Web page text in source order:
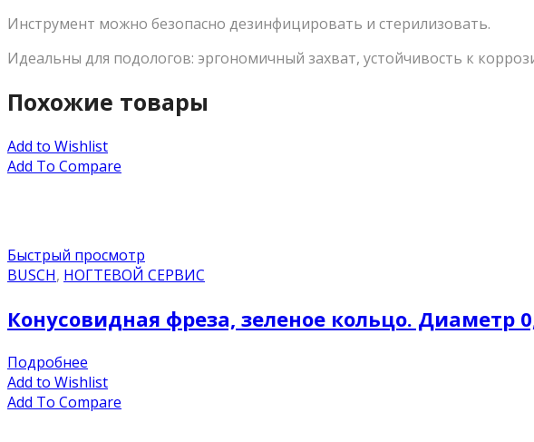
Инструмент можно безопасно дезинфицировать и стерилизовать.
Идеальны для подологов: эргономичный захват, устойчивость к
Похожие товары
Add to Wishlist
Add To Compare
Быстрый просмотр
BUSCH, НОГТЕВОЙ СЕРВИС
Конусовидная фреза, зеленое кольцо. Диаметр
Подробнее
Add to Wishlist
Add To Compare